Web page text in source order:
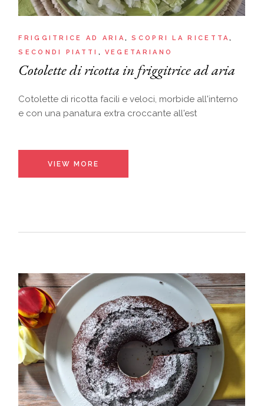
FRIGGITRICE AD ARIA
SCOPRI LA RICETTA
SECONDI PIATTI
VEGETARIANO
Cotolette di ricotta in friggitrice ad aria
Cotolette di ricotta facili e veloci, morbide all'interno
e con una panatura extra croccante all'est
VIEW MORE